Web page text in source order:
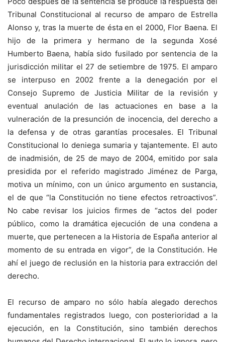
Tribunal Constitucional al recurso de amparo de Estrella
Alonso y, tras la muerte de ésta en el 2000, Flor Baena. El
hijo de la primera y hermano de la segunda Xosé
Humberto Baena, había sido fusilado por sentencia de la
jurisdicción militar el 27 de setiembre de 1975. El amparo
se interpuso en 2002 frente a la denegación por el
Consejo Supremo de Justicia Militar de la revisión y
eventual anulación de las actuaciones en base a la
vulneración de la presunción de inocencia, del derecho a
la defensa y de otras garantías procesales. El Tribunal
Constitucional lo deniega sumaria y tajantemente. El auto
de inadmisión, de 25 de mayo de 2004, emitido por sala
presidida por el referido magistrado Jiménez de Parga,
motiva un mínimo, con un único argumento en sustancia,
el de que “la Constitución no tiene efectos retroactivos”.
No cabe revisar los juicios firmes de “actos del poder
público, como la dramática ejecución de una condena a
muerte, que pertenecen a la Historia de España anterior al
momento de su entrada en vigor”, de la Constitución. He
ahí el juego de reclusión en la historia para extracción del
derecho.
El recurso de amparo no sólo había alegado derechos
fundamentales registrados luego, con posterioridad a la
ejecución, en la Constitución, sino también derechos